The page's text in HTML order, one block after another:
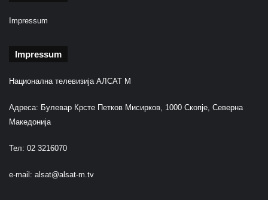
Impressum
Impressum
Национална телевизија АЛСАТ М
Адреса: Булевар Крсте Петков Мисирков, 1000 Скопје, Северна
Македонија
Тел: 02 3216070
e-mail: alsat@alsat-m.tv